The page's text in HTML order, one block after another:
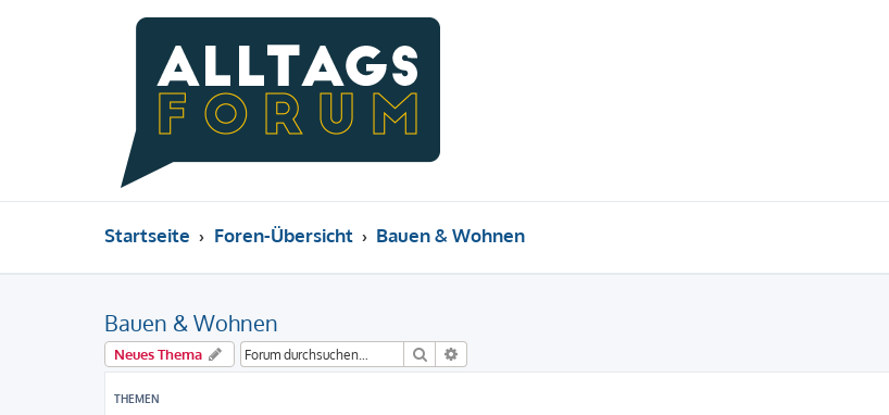
Startseite Foren-Übersicht Bauen & Wohnen
Bauen & Wohnen
Neues Thema Suche
THEMEN